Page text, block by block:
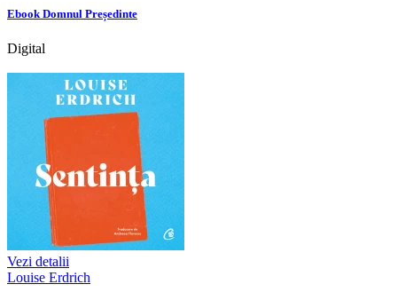
Ebook Domnul Președinte
Digital
Vezi detalii
Louise Erdrich